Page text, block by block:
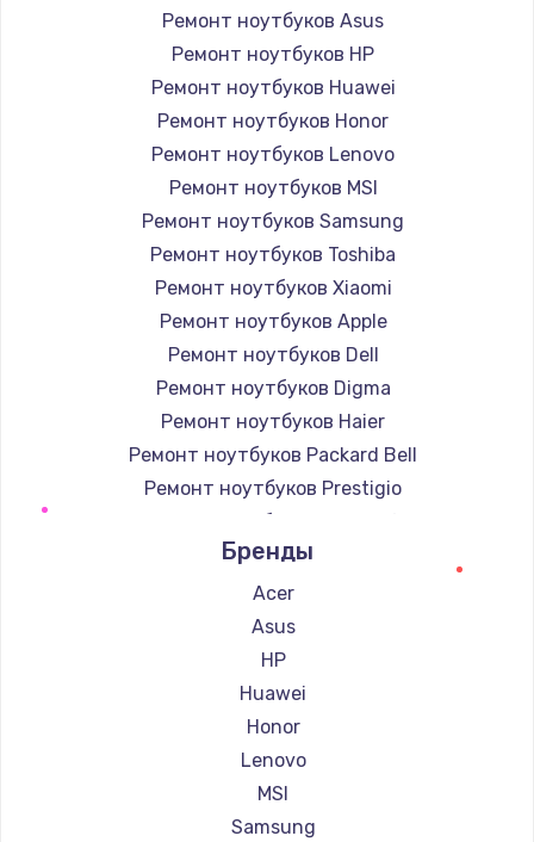
Ремонт ноутбуков Asus
Ремонт ноутбуков HP
Ремонт ноутбуков Huawei
Ремонт ноутбуков Honor
Ремонт ноутбуков Lenovo
Ремонт ноутбуков MSI
Ремонт ноутбуков Samsung
Ремонт ноутбуков Toshiba
Ремонт ноутбуков Xiaomi
Ремонт ноутбуков Apple
Ремонт ноутбуков Dell
Ремонт ноутбуков Digma
Ремонт ноутбуков Haier
Ремонт ноутбуков Packard Bell
Ремонт ноутбуков Prestigio
Ремонт ноутбуков Microsoft
Ремонт ноутбуков Alienware
Ремонт ноутбуков Aquarius
Ремонт ноутбуков Gigabyte
Ремонт ноутбуков Aorus
Ремонт ноутбуков Maibenben
Ремонт ноутбуков Getac
Ремонт ноутбуков Epson
Ремонт ноутбуков Philips
Ремонт ноутбуков LG
Бренды
Acer
Asus
HP
Huawei
Honor
Lenovo
MSI
Samsung